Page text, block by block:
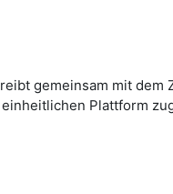
gemeinsam mit
Plattform